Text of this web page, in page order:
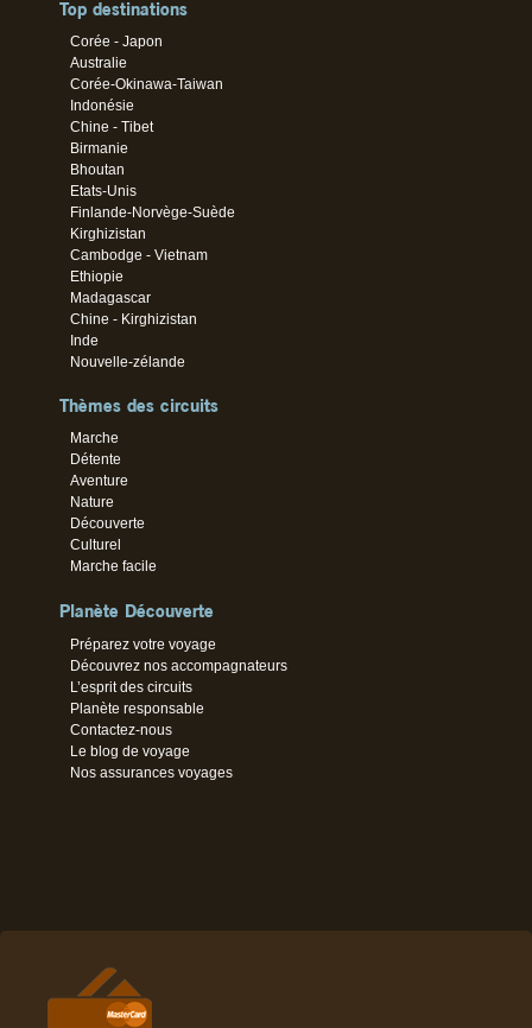
Top destinations
Corée - Japon
Australie
Corée-Okinawa-Taiwan
Indonésie
Chine - Tibet
Birmanie
Bhoutan
Etats-Unis
Finlande-Norvège-Suède
Kirghizistan
Cambodge - Vietnam
Ethiopie
Madagascar
Chine - Kirghizistan
Inde
Nouvelle-zélande
Thèmes des circuits
Marche
Détente
Aventure
Nature
Découverte
Culturel
Marche facile
Planète Découverte
Préparez votre voyage
Découvrez nos accompagnateurs
L’esprit des circuits
Planète responsable
Contactez-nous
Le blog de voyage
Nos assurances voyages